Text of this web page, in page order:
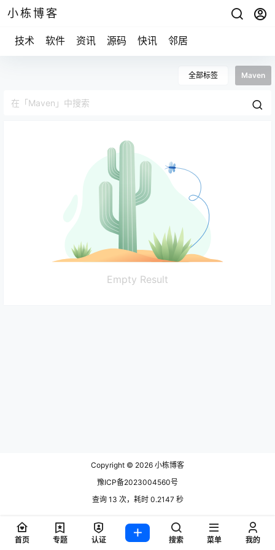
小栋博客
技术 软件 资讯 源码 快讯 邻居
全部标签 Maven
Empty Result
Copyright © 2026 小栋博客
豫ICP备2023004560号
查询 13 次，耗时 0.2147 秒
首页 专题 认证 搜索 菜单 我的